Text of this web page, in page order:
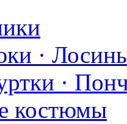
·
·
костюмы